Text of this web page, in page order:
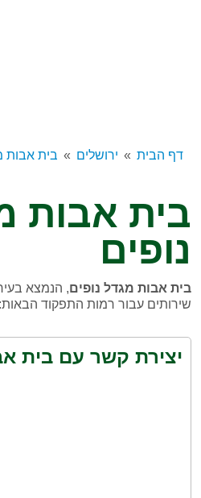
דף הבית ירושלים בית אבות
בית אבות
נופים
בית אבות מגדל נופים, הנמצא
שירותים עבור רמות התפקוד הבאות:
יצירת קשר עם בית